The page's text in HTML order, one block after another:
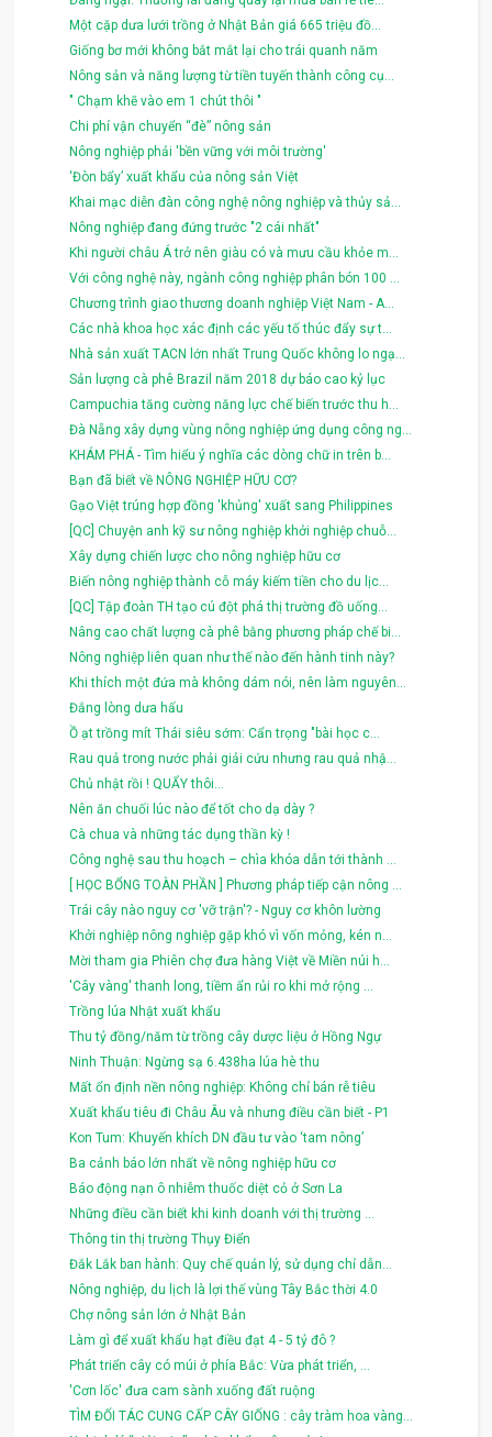
Một cặp dưa lưới trồng ở Nhật Bản giá 665 triệu đồ...
Giống bơ mới không bắt mắt lại cho trái quanh năm
Nông sản và năng lượng từ tiền tuyến thành công cụ...
" Chạm khẽ vào em 1 chút thôi "
Chi phí vận chuyển “đè” nông sản
Nông nghiệp phải 'bền vững với môi trường'
‘Đòn bẩy’ xuất khẩu của nông sản Việt
Khai mạc diễn đàn công nghệ nông nghiệp và thủy sả...
Nông nghiệp đang đứng trước "2 cái nhất"
Khi người châu Á trở nên giàu có và mưu cầu khỏe m...
Với công nghệ này, ngành công nghiệp phân bón 100 ...
Chương trình giao thương doanh nghiệp Việt Nam - A...
Các nhà khoa học xác định các yếu tố thúc đẩy sự t...
Nhà sản xuất TACN lớn nhất Trung Quốc không lo ngạ...
Sản lượng cà phê Brazil năm 2018 dự báo cao kỷ lục
Campuchia tăng cường năng lực chế biến trước thu h...
Đà Nẵng xây dựng vùng nông nghiệp ứng dụng công ng...
KHÁM PHÁ - Tìm hiểu ý nghĩa các dòng chữ in trên b...
Bạn đã biết về NÔNG NGHIỆP HỮU CƠ?
Gạo Việt trúng hợp đồng 'khủng' xuất sang Philippines
[QC] Chuyện anh kỹ sư nông nghiệp khởi nghiệp chuỗ...
Xây dựng chiến lược cho nông nghiệp hữu cơ
Biến nông nghiệp thành cỗ máy kiếm tiền cho du lịc...
[QC] Tập đoàn TH tạo cú đột phá thị trường đồ uống...
Nâng cao chất lượng cà phê bằng phương pháp chế bi...
Nông nghiệp liên quan như thế nào đến hành tinh này?
Khi thích một đứa mà không dám nói, nên làm nguyên...
Đắng lòng dưa hấu
Ồ ạt trồng mít Thái siêu sớm: Cẩn trọng "bài học c...
Rau quả trong nước phải giải cứu nhưng rau quả nhậ...
Chủ nhật rồi ! QUẨY thôi...
Nên ăn chuối lúc nào để tốt cho dạ dày ?
Cà chua và những tác dụng thần kỳ !
Công nghệ sau thu hoạch – chìa khóa dẫn tới thành ...
[ HỌC BỔNG TOÀN PHẦN ] Phương pháp tiếp cận nông ...
Trái cây nào nguy cơ 'vỡ trận'? - Nguy cơ khôn lường
Khởi nghiệp nông nghiệp gặp khó vì vốn mỏng, kén n...
Mời tham gia Phiên chợ đưa hàng Việt về Miền núi h...
'Cây vàng' thanh long, tiềm ẩn rủi ro khi mở rộng ...
Trồng lúa Nhật xuất khẩu
Thu tỷ đồng/năm từ trồng cây dược liệu ở Hồng Ngự
Ninh Thuận: Ngừng sạ 6.438ha lúa hè thu
Mất ổn định nền nông nghiệp: Không chỉ bán rễ tiêu
Xuất khẩu tiêu đi Châu Âu và nhưng điều cần biết - P1
Kon Tum: Khuyến khích DN đầu tư vào ‘tam nông’
Ba cảnh báo lớn nhất về nông nghiệp hữu cơ
Báo động nạn ô nhiễm thuốc diệt cỏ ở Sơn La
Những điều cần biết khi kinh doanh với thị trường ...
Thông tin thị trường Thụy Điển
Đắk Lắk ban hành: Quy chế quản lý, sử dụng chỉ dẫn...
Nông nghiệp, du lịch là lợi thế vùng Tây Bắc thời 4.0
Chợ nông sản lớn ở Nhật Bản
Làm gì để xuất khẩu hạt điều đạt 4 - 5 tỷ đô ?
Phát triển cây có múi ở phía Bắc: Vừa phát triển, ...
'Cơn lốc' đưa cam sành xuống đất ruộng
TÌM ĐỐI TÁC CUNG CẤP CÂY GIỐNG : cây tràm hoa vàng...